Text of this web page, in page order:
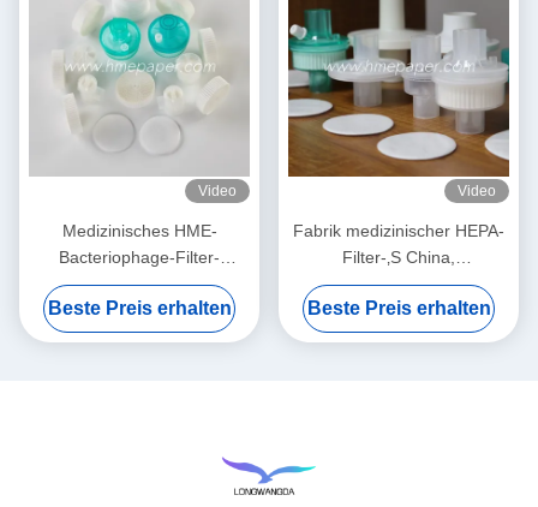
Video
Medizinisches HME-
Bacteriophage-Filter-
Membran-Weiß
Beste Preis erhalten
Video
Fabrik medizinischer HEPA-
Filter-‚S China,
Bacteriophagen BEF 99,99%
filtern
Beste Preis erhalten